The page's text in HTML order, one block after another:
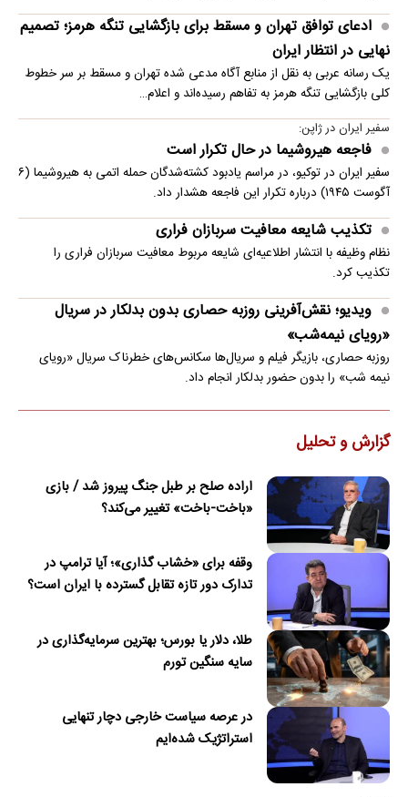
ادعای توافق تهران و مسقط برای بازگشایی تنگه هرمز؛ تصمیم
نهایی در انتظار ایران
یک رسانه عربی به نقل از منابع آگاه مدعی شده تهران و مسقط بر سر خطوط
کلی بازگشایی تنگه هرمز به تفاهم رسیده‌اند و اعلام…
سفیر ایران در ژاپن:
فاجعه هیروشیما در حال تکرار است
سفیر ایران در توکیو، در مراسم یادبود کشته‌شدگان حمله اتمی به هیروشیما (۶
آگوست ۱۹۴۵) درباره تکرار این فاجعه هشدار داد.
تکذیب شایعه معافیت سربازان فراری
نظام وظیفه با انتشار اطلاعیه‌ای شایعه مربوط معافیت سربازان فراری را
تکذیب کرد.
ویدیو؛ نقش‌آفرینی روزبه حصاری بدون بدلکار در سریال
«رویای نیمه‌شب»
روزبه حصاری، بازیگر فیلم و سریال‌ها سکانس‌های خطرناک سریال «رویای
نیمه شب» را بدون حضور بدلکار انجام داد.
گزارش و تحلیل
اراده صلح بر طبل جنگ پیروز شد / بازی
«باخت-باخت» تغییر می‌کند؟
وقفه برای «خشاب گذاری»؛ آیا ترامپ در
تدارک دور تازه تقابل گسترده با ایران است؟
طلا، دلار یا بورس؛ بهترین سرمایه‌گذاری در
سایه سنگین تورم
در عرصه سیاست خارجی دچار تنهایی
استراتژیک شده‌ایم